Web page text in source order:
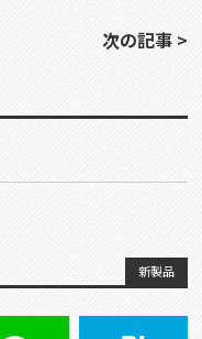
次の記事 >
新製品